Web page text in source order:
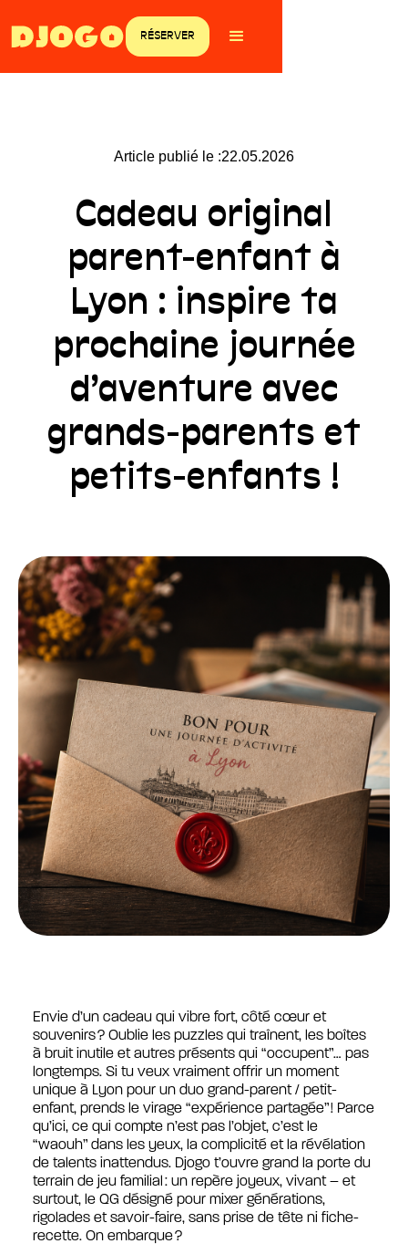
RÉSERVER
Article publié le :22.05.2026
Cadeau original
parent-enfant à
Lyon : inspire ta
prochaine journée
d’aventure avec
grands-parents et
petits-enfants !
Envie d’un cadeau qui vibre fort, côté cœur et
souvenirs ? Oublie les puzzles qui traînent, les boîtes
à bruit inutile et autres présents qui “occupent”… pas
longtemps. Si tu veux vraiment offrir un moment
unique à Lyon pour un duo grand-parent / petit-
enfant, prends le virage “expérience partagée” ! Parce
qu’ici, ce qui compte n’est pas l’objet, c’est le
“waouh” dans les yeux, la complicité et la révélation
de talents inattendus. Djogo t’ouvre grand la porte du
terrain de jeu familial : un repère joyeux, vivant – et
surtout, le QG désigné pour mixer générations,
rigolades et savoir-faire, sans prise de tête ni fiche-
recette. On embarque ?